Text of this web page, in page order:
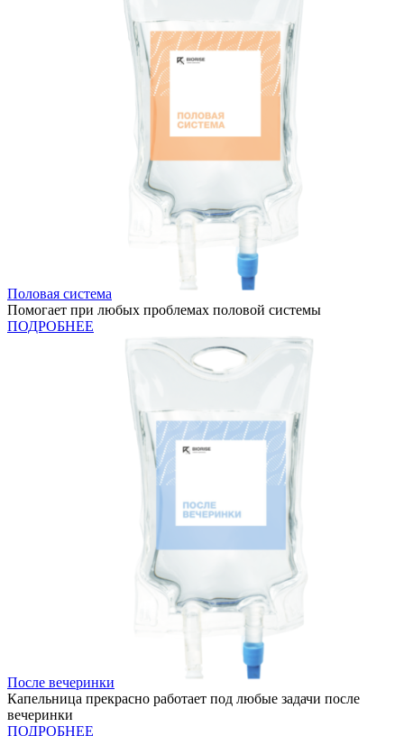
Половая система
Помогает при любых проблемах половой системы
ПОДРОБНЕЕ
После вечеринки
Капельница прекрасно работает под любые задачи после
вечеринки
ПОДРОБНЕЕ